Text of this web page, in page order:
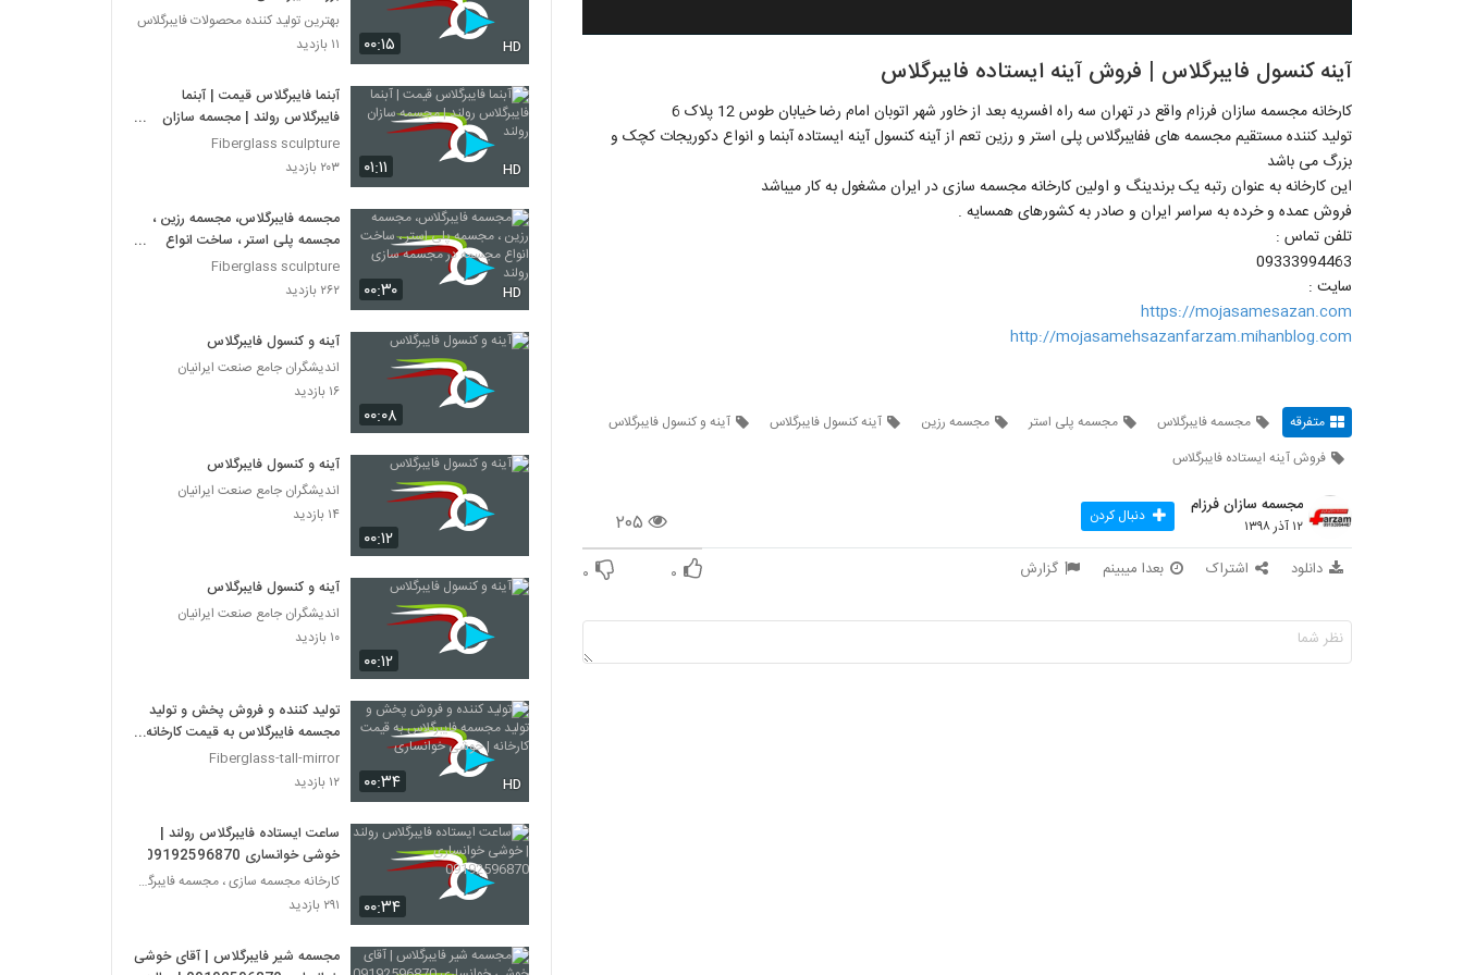
آینه کنسول فایبرگلاس | فروش آینه ایستاده فایبرگلاس
کارخانه مجسمه سازان فرزام واقع در تهران سه راه افسریه بعد از خاور شهر اتوبان امام رضا خیابان طوس 12 پلاک 6
تولید کننده مستقیم مجسمه های ففایبرگلاس پلی استر و رزین تعم از آینه کنسول آینه ایستاده آبنما و انواع دکوریجات کچک و
بزرگ می باشد
این کارخانه به عنوان رتبه یک برندینگ و اولین کارخانه مجسمه سازی در ایران مشغول به کار میباشد
فروش عمده و خرده به سراسر ایران و صادر به کشورهای همسایه .
تلفن تماس :
09333994463
سایت :
https://mojasamesazan.com
http://mojasamehsazanfarzam.mihanblog.com
متفرقه مجسمه فایبرگلاس مجسمه پلی استر مجسمه رزین آینه کنسول فایبرگلاس
آینه و کنسول فایبرگلاس
فروش آینه ایستاده فایبرگلاس
۲۰۵
مجسمه سازان فرزام
۱۲ آذر ۱۳۹۸ دنبال کردن
دانلود اشتراک بعدا میبینم گزارش ۰ ۰
۰۰:۱۵ HD
بهترین تولید کننده محصولات فایبرگلاس
۱۱ بازدید
۰۱:۱۱ HD
آبنما فایبرگلاس قیمت | آبنما
فایبرگلاس رولند | مجسمه سازان
رولند
Fiberglass sculpture
۲۰۳ بازدید
۰۰:۳۰ HD
مجسمه فایبرگلاس، مجسمه رزین ،
مجسمه پلی استر ، ساخت انواع
مجسمه در مجسمه سازی رولند
Fiberglass sculpture
۲۶۲ بازدید
۰۰:۰۸
آینه و کنسول فایبرگلاس
اندیشگران جامع صنعت ایرانیان
۱۶ بازدید
۰۰:۱۲
آینه و کنسول فایبرگلاس
اندیشگران جامع صنعت ایرانیان
۱۴ بازدید
۰۰:۱۲
آینه و کنسول فایبرگلاس
اندیشگران جامع صنعت ایرانیان
۱۰ بازدید
۰۰:۳۴ HD
تولید کننده و فروش پخش و تولید
مجسمه فایبرگلاس به قیمت کارخانه |
خوشی خوانساری
Fiberglass-tall-mirror
۱۲ بازدید
۰۰:۳۴
ساعت ایستاده فایبرگلاس رولند |
خوشی خوانساری 09192596870
کارخانه مجسمه سازی ، مجسمه فایبرگلاس، مجسمه پلی اس
۲۹۱ بازدید
مجسمه شیر فایبرگلاس | آقای خوشی